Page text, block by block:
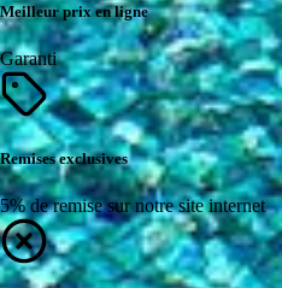
Meilleur prix en ligne
Garanti
Remises exclusives
5% de remise sur notre site internet